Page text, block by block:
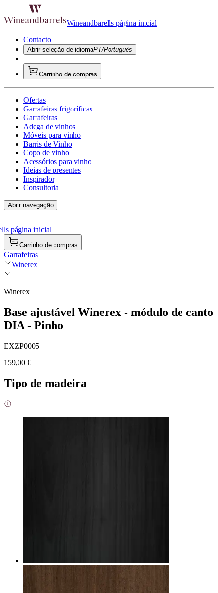
Wineandbarells página inicial
Contacto
Abrir seleção de idiomaPT/Português
Carrinho de compras
Ofertas
Garrafeiras frigoríficas
Garrafeiras
Adega de vinhos
Móveis para vinho
Barris de Vinho
Copo de vinho
Acessórios para vinho
Ideias de presentes
Inspirador
Consultoria
Abrir navegação
página inicial
Carrinho de compras
Garrafeiras
Winerex
Winerex
Base ajustável Winerex - módulo de canto
DIA - Pinho
EXZP0005
159,00 €
Tipo de madeira